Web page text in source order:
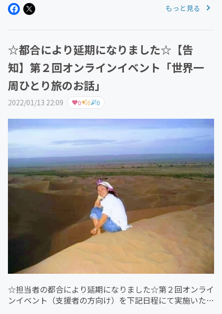
０２２年２月２４日（木） １０：００～（約１時間）
もっと見る
☆都合により延期になりました☆【告
知】第２回オンラインイベント「世界一
周ひとり旅のお話」
2022/01/13 22:09 0 0 0
☆担当者の都合により延期になりました☆第２回オンライ
ンイベント（支援者の方向け）を下記日程にて実施いたし